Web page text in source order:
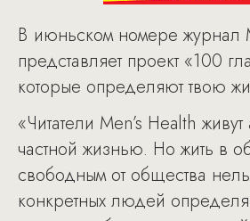
В июньском номере журнал
представляет проект «100
которые определяют твою
«Читатели Men’s Health живут
частной жизнью. Но жить в
свободным от общества
конкретных людей